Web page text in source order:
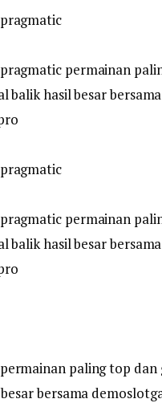
permainan
balik hasil besar bersama
permainan
balik hasil besar bersama
paling top dan
bersama